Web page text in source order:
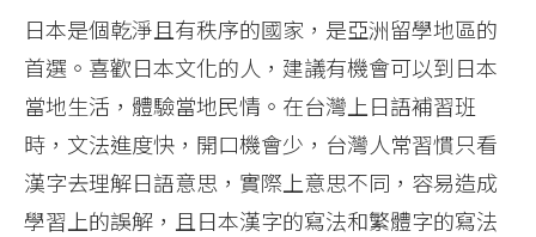
日本是個乾淨且有秩序的國家，是亞洲留學地區的
首選。喜歡日本文化的人，建議有機會可以到日本
當地生活，體驗當地民情。在台灣上日語補習班
時，文法進度快，開口機會少，台灣人常習慣只看
漢字去理解日語意思，實際上意思不同，容易造成
學習上的誤解，且日本漢字的寫法和繁體字的寫法